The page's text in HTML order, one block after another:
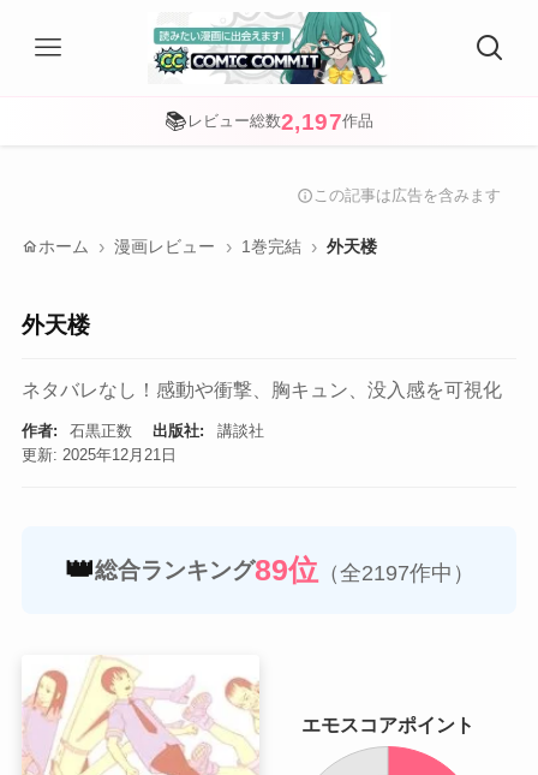
📚 レビュー総数2,197作品
info この記事は広告を含みます
home ホーム 漫画レビュー 1巻完結 外天楼
外天楼
ネタバレなし！感動や衝撃、胸キュン、没入感を可視化
作者: 石黒正数 出版社:
講談社
更新: 2025年12月21日
👑総合ランキング89位（全2197作中）
エモスコアポイント